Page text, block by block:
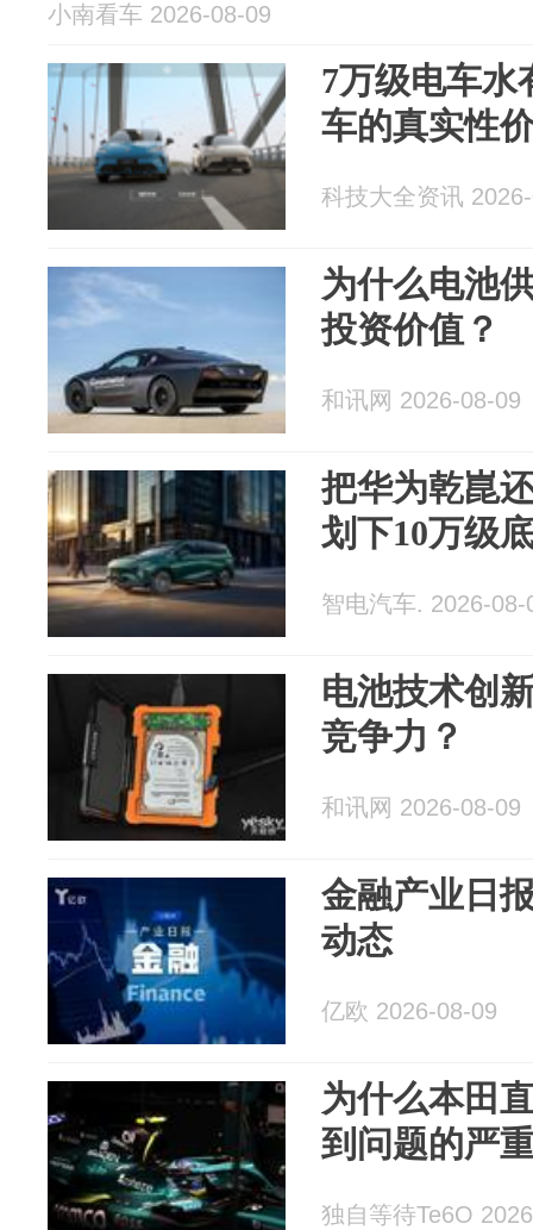
小南看车 2026-08-09
7万级电车水
车的真实性
科技大全资讯
为什么电池
投资价值？
和讯网 2026-08-09
把华为乾崑
划下10万级
智电汽车. 2026-08-
电池技术创
竞争力？
和讯网 2026-08-09
金融产业日
动态
亿欧 2026-08-09
为什么本田
到问题的严
独自等待Te6O